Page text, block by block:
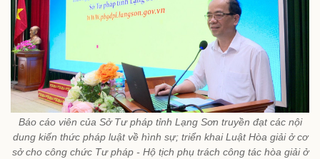
Báo cáo viên của Sở Tư pháp tỉnh Lạng Sơn truyền đạt các nội
dung kiến thức pháp luật về hình sự; triển khai Luật Hòa giải ở cơ
sở cho công chức Tư pháp - Hộ tịch phụ trách công tác hòa giải ở